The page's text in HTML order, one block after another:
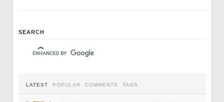
SEARCH
LATEST POPULAR COMMENTS TAGS